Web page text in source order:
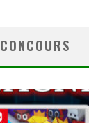
CONCOURS